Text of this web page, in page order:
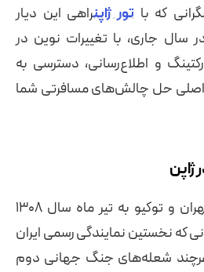
که با تور ژاپنراهی این دیار
جاری، با تغییرات نوین در
و اطلاع‌رسانی، دسترسی به
اصلی حل چالش‌های مسافرتی شما
ژاپن
ریشه‌های مودت میان تهران و توکیو به تیر ماه سال ۱۳۰۸
که نخستین نمایندگی رسمی ایران
شعله‌های جنگ جهانی دوم